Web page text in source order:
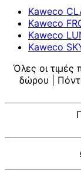
Kaweco
Kaweco
Kaweco
Kaweco
Όλες οι
δώρου |